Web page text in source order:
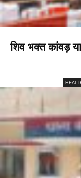
शिव भक्त कांवड़